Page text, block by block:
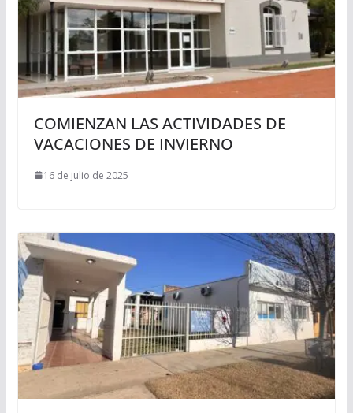
COMIENZAN LAS ACTIVIDADES DE
VACACIONES DE INVIERNO
16 de julio de 2025